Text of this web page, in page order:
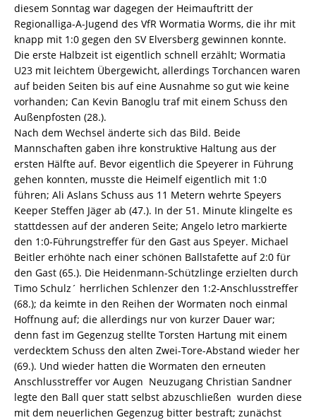
diesem Sonntag war dagegen der Heimauftritt der
Regionalliga-A-Jugend des VfR Wormatia Worms, die ihr mit
knapp mit 1:0 gegen den SV Elversberg gewinnen konnte.
Die erste Halbzeit ist eigentlich schnell erzählt; Wormatia
U23 mit leichtem Übergewicht, allerdings Torchancen waren
auf beiden Seiten bis auf eine Ausnahme so gut wie keine
vorhanden; Can Kevin Banoglu traf mit einem Schuss den
Außenpfosten (28.).
Nach dem Wechsel änderte sich das Bild. Beide
Mannschaften gaben ihre konstruktive Haltung aus der
ersten Hälfte auf. Bevor eigentlich die Speyerer in Führung
gehen konnten, musste die Heimelf eigentlich mit 1:0
führen; Ali Aslans Schuss aus 11 Metern wehrte Speyers
Keeper Steffen Jäger ab (47.). In der 51. Minute klingelte es
stattdessen auf der anderen Seite; Angelo Ietro markierte
den 1:0-Führungstreffer für den Gast aus Speyer. Michael
Beitler erhöhte nach einer schönen Ballstafette auf 2:0 für
den Gast (65.). Die Heidenmann-Schützlinge erzielten durch
Timo Schulz´ herrlichen Schlenzer den 1:2-Anschlusstreffer
(68.); da keimte in den Reihen der Wormaten noch einmal
Hoffnung auf; die allerdings nur von kurzer Dauer war;
denn fast im Gegenzug stellte Torsten Hartung mit einem
verdecktem Schuss den alten Zwei-Tore-Abstand wieder her
(69.). Und wieder hatten die Wormaten den erneuten
Anschlusstreffer vor Augen  Neuzugang Christian Sandner
legte den Ball quer statt selbst abzuschließen  wurden diese
mit dem neuerlichen Gegenzug bitter bestraft; zunächst